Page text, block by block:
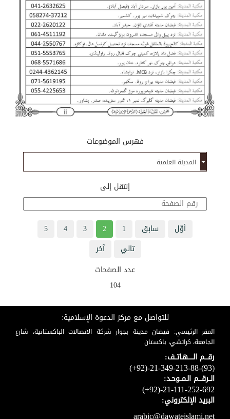
فهرس الموضوعات
إنتقل إلى
أوّل سابق 1
2
3
4
5
تالي
آخر
عدد الصفحات
104
للتواصل مع مركز الدعوة الإسلامية:
المقر الرئيسي: فيضان مدينة بجوار شركة الاتصالات الباكستانية، شارع
الجامعة، كراتشي، باكستان
رقـــم الـــــهـاتــف:
(+92)-21-349-213-88-(93)
الــرقـــم الـمــوحـد:
(+92)-21-111-252-692
البريد الإلكتروني: